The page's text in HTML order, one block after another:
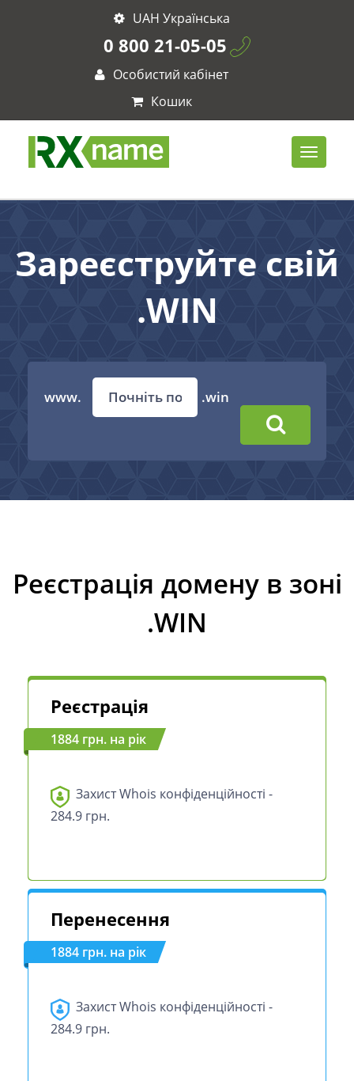
UAH Українська
0 800 21-05-05
Особистий кабінет
Кошик
Зареєструйте свій
.WIN
www. .win
Реєстрація домену в зоні
.WIN
Реєстрація
1884 грн. на рік
Захист Whois конфіденційності -
284.9 грн.
Перенесення
1884 грн. на рік
Захист Whois конфіденційності -
284.9 грн.